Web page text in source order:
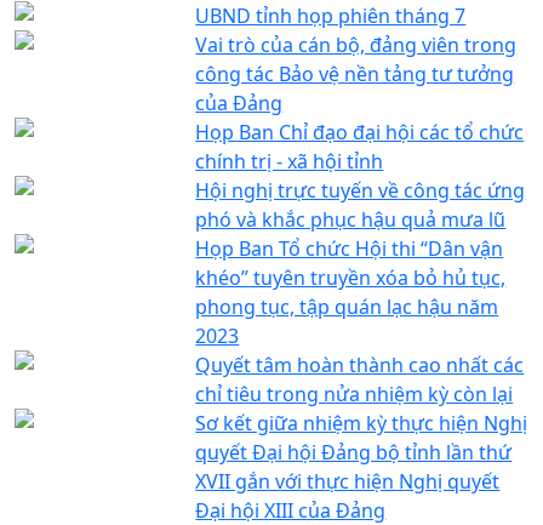
UBND tỉnh họp phiên tháng 7
Vai trò của cán bộ, đảng viên trong
công tác Bảo vệ nền tảng tư tưởng
của Đảng
Họp Ban Chỉ đạo đại hội các tổ chức
chính trị - xã hội tỉnh
Hội nghị trực tuyến về công tác ứng
phó và khắc phục hậu quả mưa lũ
Họp Ban Tổ chức Hội thi “Dân vận
khéo” tuyên truyền xóa bỏ hủ tục,
phong tục, tập quán lạc hậu năm
2023
Quyết tâm hoàn thành cao nhất các
chỉ tiêu trong nửa nhiệm kỳ còn lại
Sơ kết giữa nhiệm kỳ thực hiện Nghị
quyết Đại hội Đảng bộ tỉnh lần thứ
XVII gắn với thực hiện Nghị quyết
Đại hội XIII của Đảng